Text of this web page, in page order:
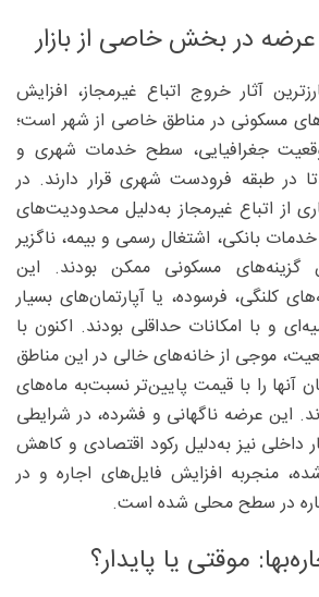
عرضه در بخش خاصی از بازار
آثار خروج اتباع غیرمجاز، افزایش
مسکونی در مناطق خاصی از شهر است؛
جغرافیایی، سطح خدمات شهری و
در طبقه فرودست شهری قرار دارند. در
از اتباع غیرمجاز به‌دلیل محدودیت‌های
بانکی، اشتغال رسمی و بیمه، ناگزیر
گزینه‌های مسکونی ممکن بودند. این
کلنگی، فرسوده، یا آپارتمان‌های بسیار
و با امکانات حداقلی بودند. اکنون با
موجی از خانه‌های خالی در این مناطق
آنها را با قیمت پایین‌تر نسبت‌به ماه‌های
این عرضه ناگهانی و فشرده، در شرایطی
داخلی نیز به‌دلیل رکود اقتصادی و کاهش
منجربه افزایش فایل‌های اجاره و در
در سطح محلی شده است.
موقتی یا پایدار؟